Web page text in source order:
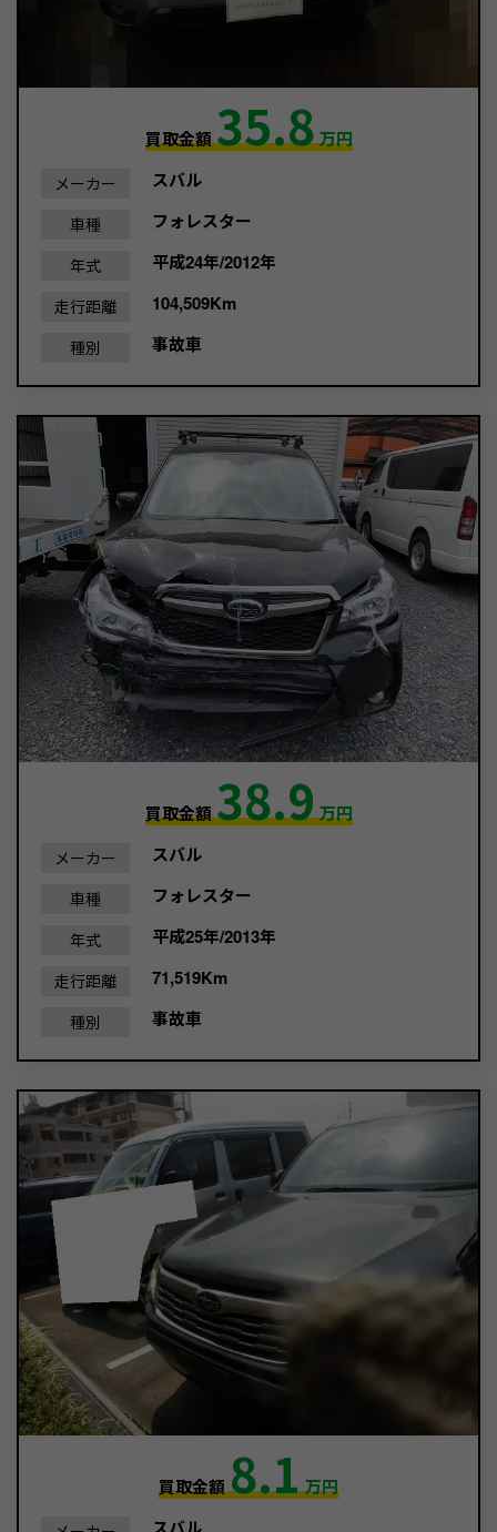
買取金額35.8万円
メーカー スバル
車種 フォレスター
年式 平成24年/2012年
走行距離 104,509Km
種別 事故車
買取金額38.9万円
メーカー スバル
車種 フォレスター
年式 平成25年/2013年
走行距離 71,519Km
種別 事故車
買取金額8.1万円